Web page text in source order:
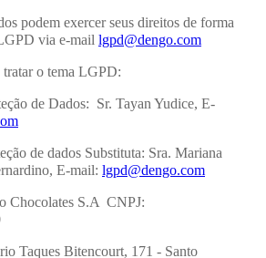
podem exercer seus direitos de forma
via e-mail lgpd@dengo.com
tratar o tema LGPD:
de Dados: Sr. Tayan Yudice, E-
de dados Substituta: Sra. Mariana
E-mail: lgpd@dengo.com
Chocolates S.A CNPJ:
Taques Bitencourt, 171 - Santo